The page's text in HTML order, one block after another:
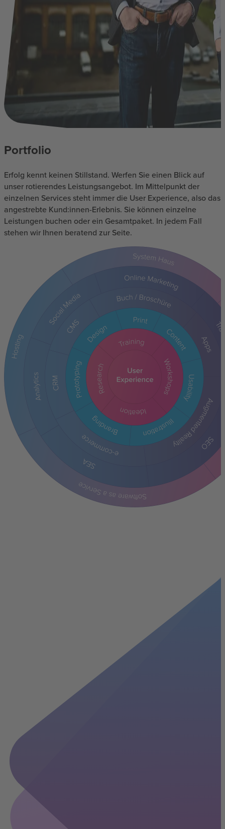
Portfolio
Erfolg kennt keinen Stillstand. Werfen Sie einen Blick auf
unser rotierendes Leistungsangebot. Im Mittelpunkt der
einzelnen Services steht immer die User Experience, also das
angestrebte Kund:innen-Erlebnis. Sie können einzelne
Leistungen buchen oder ein Gesamtpaket. In jedem Fall
stehen wir Ihnen beratend zur Seite.